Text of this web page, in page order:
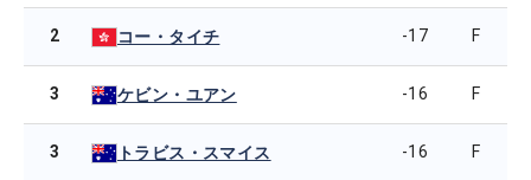
2 コー・タイチ -17 F
3 ケビン・ユアン -16 F
3 トラビス・スマイス -16 F